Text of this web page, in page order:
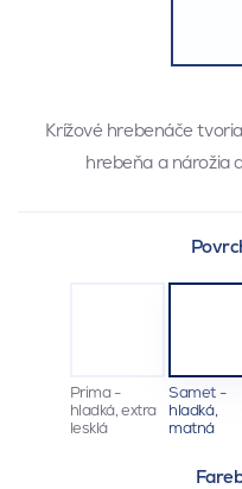
Krížové hrebenáče
hrebeňa a nárožia
Prima -
hladká, extra
lesklá
Samet -
hladká,
matná